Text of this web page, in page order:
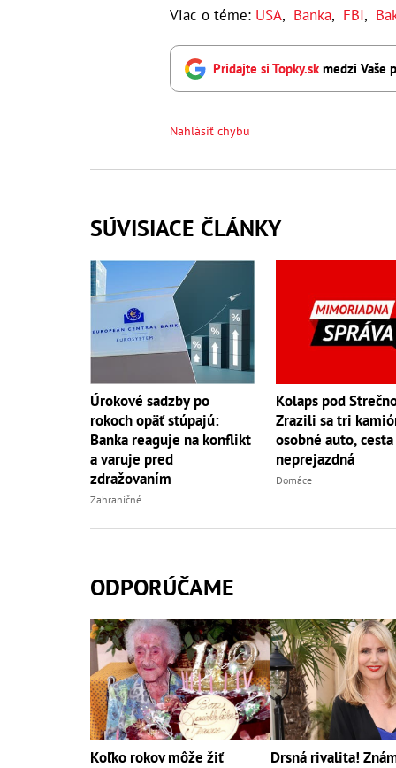
Viac o téme: USA, Banka, FBI,
Pridajte si Topky.sk medzi Vaše
Nahlásiť chybu
SÚVISIACE ČLÁNKY
Úrokové sadzby po
rokoch opäť stúpajú:
Banka reaguje na konflikt
a varuje pred
zdražovaním
Zahraničné
Kolaps pod
Zrazili sa tri
osobné auto,
neprejazdná
Domáce
ODPORÚČAME
Koľko rokov môže žiť Drsná rivalita!